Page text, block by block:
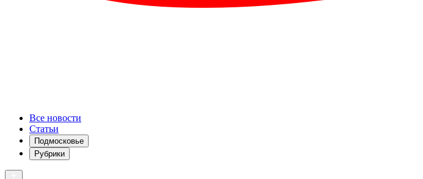
Все новости
Статьи
Подмосковье
Рубрики